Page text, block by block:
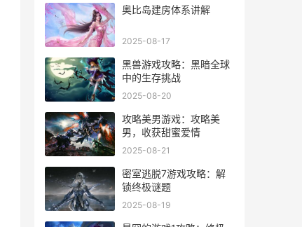
奥比岛建房体系讲解
2025-08-17
黑兽游戏攻略：黑暗全球
中的生存挑战
2025-08-20
攻略美男游戏：攻略美
男，收获甜蜜爱情
2025-08-21
密室逃脱7游戏攻略：解
锁终极谜题
2025-08-19